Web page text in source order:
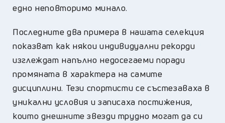
едно неповторимо минало.
Последните два примера в нашата селекция
показват как някои индивидуални рекорди
изглеждат напълно недосегаеми поради
промяната в характера на самите
дисциплини. Тези спортисти се състезаваха в
уникални условия и записаха постижения,
които днешните звезди трудно могат да си